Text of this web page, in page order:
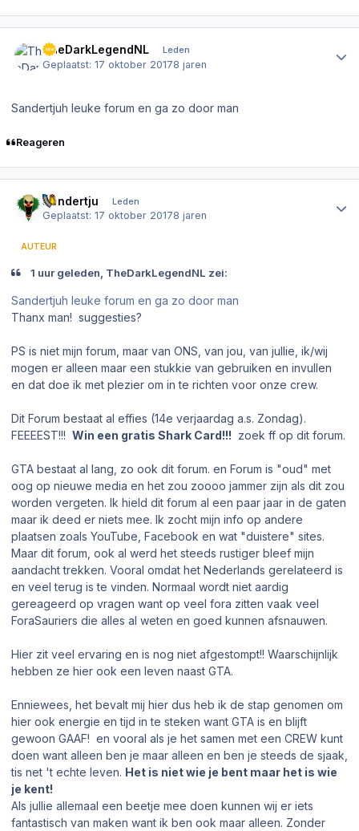
TheDarkLegendNL Leden
Geplaatst:17 oktober 20178 jaren
Sandertjuh leuke forum en ga zo door man
Reageren
Sandertju Leden
Geplaatst:17 oktober 20178 jaren
AUTEUR
1 uur geleden, TheDarkLegendNL zei:
Sandertjuh leuke forum en ga zo door man
Thanx man! suggesties?
PS is niet mijn forum, maar van ONS, van jou, van jullie, ik/wij
mogen er alleen maar een stukkie van gebruiken en invullen
en dat doe ik met plezier om in te richten voor onze crew.
Dit Forum bestaat al effies (14e verjaardag a.s. Zondag).
FEEEEST!!! Win een gratis Shark Card!!! zoek ff op dit forum.
GTA bestaat al lang, zo ook dit forum. en Forum is "oud" met
oog op nieuwe media en het zou zoooo jammer zijn als dit zou
worden vergeten. Ik hield dit forum al een paar jaar in de gaten
maar ik deed er niets mee. Ik zocht mijn info op andere
plaatsen zoals YouTube, Facebook en wat "duistere" sites.
Maar dit forum, ook al werd het steeds rustiger bleef mijn
aandacht trekken. Vooral omdat het Nederlands gerelateerd is
en veel terug is te vinden. Normaal wordt niet aardig
gereageerd op vragen want op veel fora zitten vaak veel
ForaSauriers die alles al weten en goed kunnen afsnauwen.
Hier zit veel ervaring en is nog niet afgestompt!! Waarschijnlijk
hebben ze hier ook een leven naast GTA.
Enniewees, het bevalt mij hier dus heb ik de stap genomen om
hier ook energie en tijd in te steken want GTA is en blijft
gewoon GAAF! en vooral als je het samen met een CREW kunt
doen want alleen ben je maar alleen en ben je steeds de sjaak,
tis net 't echte leven. Het is niet wie je bent maar het is wie
je kent!
Als jullie allemaal een beetje mee doen kunnen wij er iets
fantastisch van maken want ik ben ook maar alleen. Zonder